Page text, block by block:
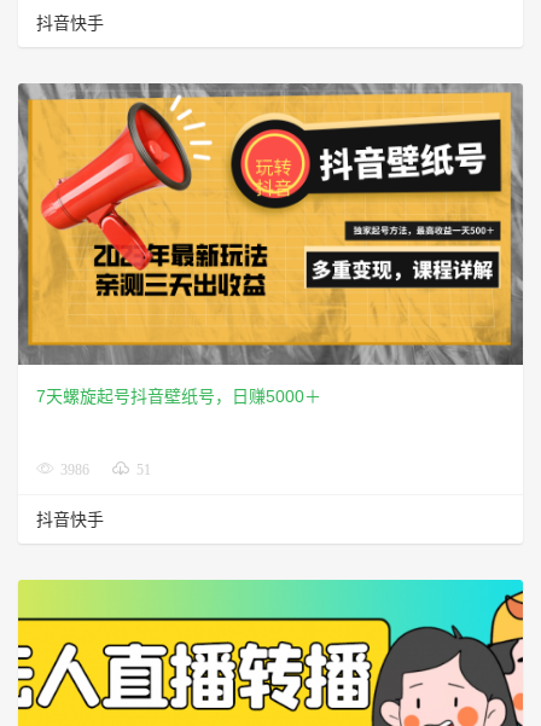
抖音快手
7天螺旋起号抖音壁纸号，日赚5000＋
3986 51
抖音快手